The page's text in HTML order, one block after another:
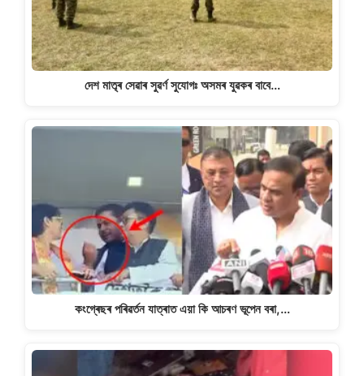
দেশ মাতৃৰ সেৱাৰ সুৱৰ্ণ সুযোগঃ অসমৰ যুৱকৰ বাবে…
কংগ্ৰেছৰ পৰিৱৰ্তন যাত্ৰাত এয়া কি আচৰণ ভূপেন বৰা,…